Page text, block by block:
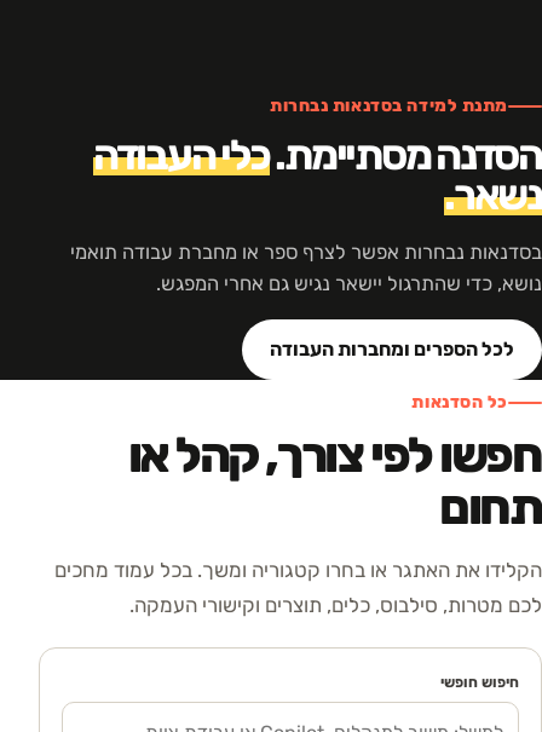
מתנת למידה בסדנאות נבחרות
הסדנה מסתיימת.כלי העבודה
נשאר.
בסדנאות נבחרות אפשר לצרף ספר או מחברת עבודה תואמי
נושא, כדי שהתרגול יישאר נגיש גם אחרי המפגש.
לכל הספרים ומחברות העבודה
כל הסדנאות
חפשו לפי צורך, קהל או
תחום
הקלידו את האתגר או בחרו קטגוריה ומשך. בכל עמוד מחכים
לכם מטרות, סילבוס, כלים, תוצרים וקישורי העמקה.
חיפוש חופשי